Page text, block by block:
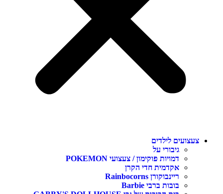
צעצועים לילדים
גיבורי על
דמויות פוקימון / צעצועי POKEMON
אקדמית חדי הקרן
ריינבוקורן Rainbocorns
בובות ברבי Barbie